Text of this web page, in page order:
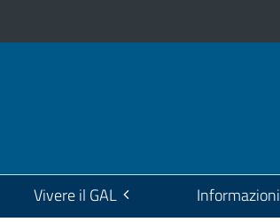
Vivere il GAL Informazioni